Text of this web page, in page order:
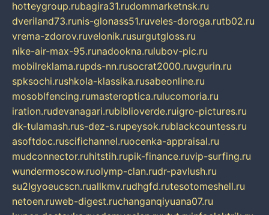
hotteygroup.rubagira31.rudommarketnsk.ru
dveriland73.runis-glonass51.ruveles-doroga.rutb02.ru
vrema-zdorov.ruvelonik.rusurgutgloss.ru
nike-air-max-95.runadookna.rulubov-pic.ru
mobilreklama.rupds-nn.rusocrat2000.ruvgurin.ru
spksochi.rushkola-klassika.rusabeonline.ru
mosoblfencing.rumasteroptica.rulucomoria.ru
iration.rudevanagari.rubiblioverde.ruigro-pictures.ru
dk-tulamash.rus-dez-s.rupeysok.rublackcountess.ru
asoftdoc.ruscifichannel.ruocenka-appraisal.ru
mudconnector.ruhitstih.rupik-finance.ruvip-surfing.ru
wundermoscow.ruolymp-clan.rudr-pavlush.ru
su2lgyoeucscn.ruallkmv.rudhgfd.rutesotomeshell.ru
netoen.ruweb-digest.ruchanganqiyuana07.ru